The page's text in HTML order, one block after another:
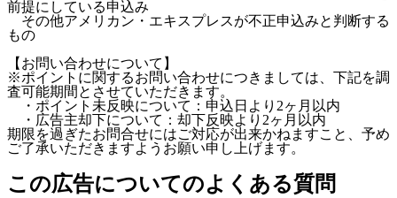
前提にしている申込み
その他アメリカン・エキスプレスが不正申込みと判断する
もの
【お問い合わせについて】
※ポイントに関するお問い合わせにつきましては、下記を調
査可能期間とさせていただきます。
・ポイント未反映について：申込日より2ヶ月以内
・広告主却下について：却下反映より2ヶ月以内
期限を過ぎたお問合せにはご対応が出来かねますこと、予め
ご了承いただきますようお願い申し上げます。
この広告についてのよくある質問